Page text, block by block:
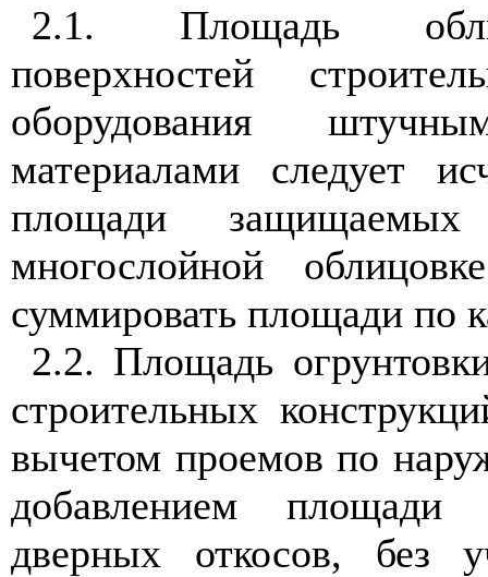
2.1. Площадь
поверхностей
оборудования
материалами следует
площади
многослойной
суммировать площади по
2.2. Площадь
строительных
вычетом проемов по
добавлением
дверных откосов, без